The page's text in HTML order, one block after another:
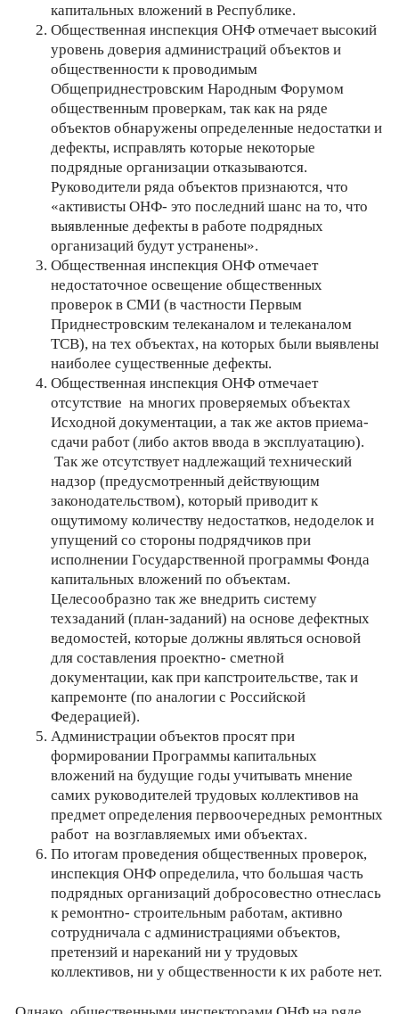
капитальных вложений в Республике.
Общественная инспекция ОНФ отмечает высокий
уровень доверия администраций объектов и
общественности к проводимым
Общеприднестровским Народным Форумом
общественным проверкам, так как на ряде
объектов обнаружены определенные недостатки и
дефекты, исправлять которые некоторые
подрядные организации отказываются.
Руководители ряда объектов признаются, что
«активисты ОНФ- это последний шанс на то, что
выявленные дефекты в работе подрядных
организаций будут устранены».
Общественная инспекция ОНФ отмечает
недостаточное освещение общественных
проверок в СМИ (в частности Первым
Приднестровским телеканалом и телеканалом
ТСВ), на тех объектах, на которых были выявлены
наиболее существенные дефекты.
Общественная инспекция ОНФ отмечает
отсутствие на многих проверяемых объектах
Исходной документации, а так же актов приема-
сдачи работ (либо актов ввода в эксплуатацию).
Так же отсутствует надлежащий технический
надзор (предусмотренный действующим
законодательством), который приводит к
ощутимому количеству недостатков, недоделок и
упущений со стороны подрядчиков при
исполнении Государственной программы Фонда
капитальных вложений по объектам.
Целесообразно так же внедрить систему
техзаданий (план-заданий) на основе дефектных
ведомостей, которые должны являться основой
для составления проектно- сметной
документации, как при капстроительстве, так и
капремонте (по аналогии с Российской
Федерацией).
Администрации объектов просят при
формировании Программы капитальных
вложений на будущие годы учитывать мнение
самих руководителей трудовых коллективов на
предмет определения первоочередных ремонтных
работ на возглавляемых ими объектах.
По итогам проведения общественных проверок,
инспекция ОНФ определила, что большая часть
подрядных организаций добросовестно отнеслась
к ремонтно- строительным работам, активно
сотрудничала с администрациями объектов,
претензий и нареканий ни у трудовых
коллективов, ни у общественности к их работе нет.